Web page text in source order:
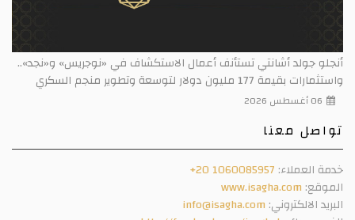
أشانتي تستأنف أعمال الاستكشاف في «نوجريس» و«نجد»..
وتطوير منجم السكري
+20 1060085957
info@isagha.com